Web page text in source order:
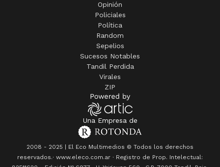
Opinión
Policiales
Política
Random
Sepelios
Sucesos Notables
Tandil Perdida
Virales
ZIP
Una Empresa de
2008 - 2025 | El Eco Multimedios © Todos los derechos
reservados.· www.eleco.com.ar · Registro de Prop. Intelectual: